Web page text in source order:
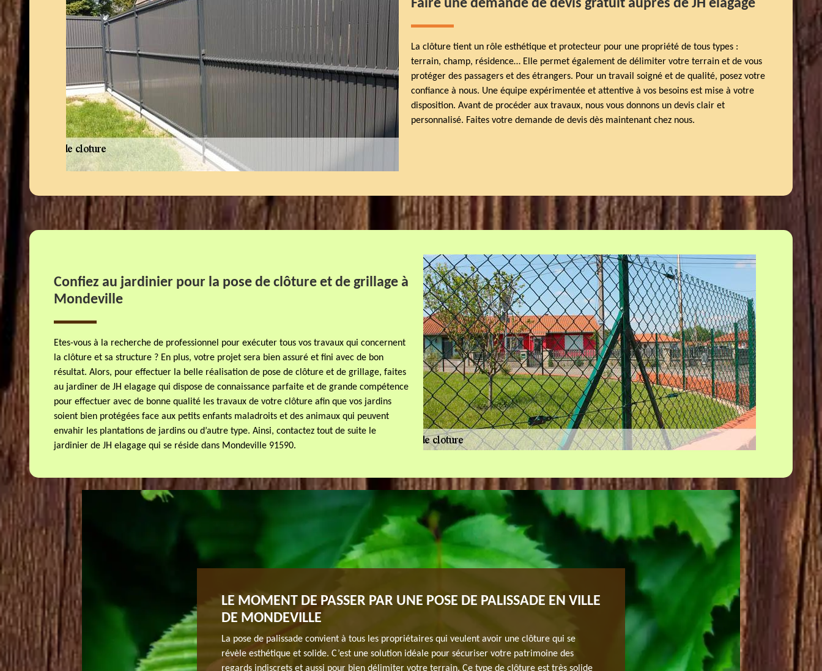
Faire une demande de devis gratuit auprès de JH elagage
La clôture tient un rôle esthétique et protecteur pour une propriété de tous types :
terrain, champ, résidence… Elle permet également de délimiter votre terrain et de vous
protéger des passagers et des étrangers. Pour un travail soigné et de qualité, posez votre
confiance à nous. Une équipe expérimentée et attentive à vos besoins est mise à votre
disposition. Avant de procéder aux travaux, nous vous donnons un devis clair et
personnalisé. Faites votre demande de devis dès maintenant chez nous.
Confiez au jardinier pour la pose de clôture et de grillage à
Mondeville
Etes-vous à la recherche de professionnel pour exécuter tous vos travaux qui concernent
la clôture et sa structure ? En plus, votre projet sera bien assuré et fini avec de bon
résultat. Alors, pour effectuer la belle réalisation de pose de clôture et de grillage, faites
au jardiner de JH elagage qui dispose de connaissance parfaite et de grande compétence
pour effectuer avec de bonne qualité les travaux de votre clôture afin que vos jardins
soient bien protégées face aux petits enfants maladroits et des animaux qui peuvent
envahir les plantations de jardins ou d’autre type. Ainsi, contactez tout de suite le
jardinier de JH elagage qui se réside dans Mondeville 91590.
DE JH ELAGAGE POUR UNE
professionnel et qualifié ? Nous vous invitons de
en la matière. Nos artisans sont en mesure de faire
votre attente. Ils peuvent aussi donner des conseils
LE MOMENT DE PASSER PAR UNE POSE DE PALISSADE EN VILLE
DE MONDEVILLE
La pose de palissade convient à tous les propriétaires qui veulent avoir une clôture qui se
révèle esthétique et solide. C’est une solution idéale pour sécuriser votre patrimoine des
regards indiscrets et aussi pour bien délimiter votre terrain. Ce type de clôture est très solide
ARTISAN POSE DE CLÔTURE DE JH
INTERVENTION ASSURÉE
Avez-vous besoin d’un artisan pose de clôture
recourir à notre entreprise qui est experte en la
une réalisation satisfaisante quel que soit votre